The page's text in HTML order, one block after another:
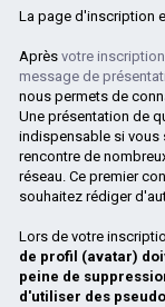
La page d'inscription
Après votre inscription
message de
nous permets de
Une présentation de
indispensable si vous
rencontre de
réseau. Ce premier
souhaitez rédiger
Lors de votre
de profil (avatar)
peine de
d'utiliser des